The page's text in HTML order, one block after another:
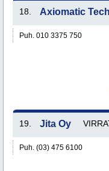
18. Axiomatic
Puh. 010 3375 750
19. Jita Oy
Puh. (03) 475 6100